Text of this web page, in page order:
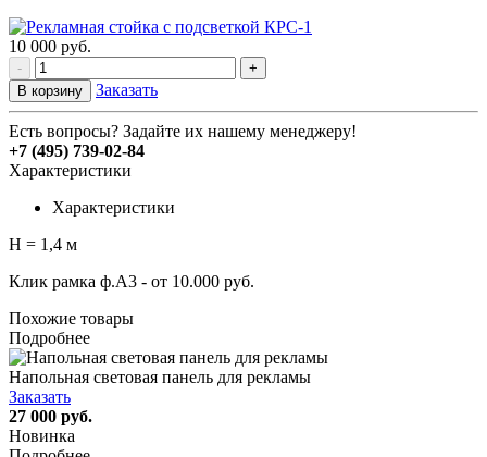
10 000 руб.
-
+
В корзину
Заказать
Есть вопросы? Задайте их нашему менеджеру!
+7 (495) 739-02-84
Характеристики
Характеристики
H = 1,4 м
Клик рамка ф.А3 - от 10.000 руб.
Похожие товары
Подробнее
Напольная световая панель для рекламы
Заказать
27 000 руб.
Новинка